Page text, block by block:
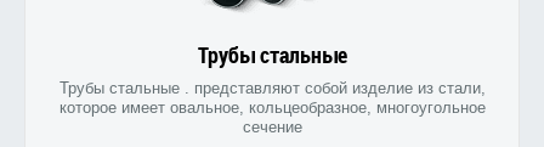
Трубы стальные
Трубы стальные . представляют собой изделие из стали,
которое имеет овальное, кольцеобразное, многоугольное
сечение